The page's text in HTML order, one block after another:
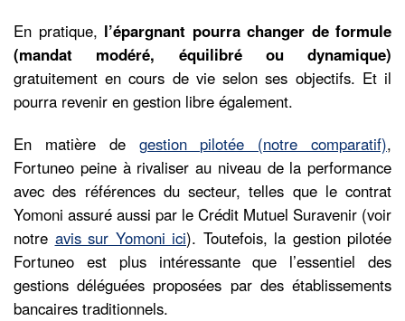
En pratique, l’épargnant pourra changer de formule
(mandat modéré, équilibré ou dynamique)
gratuitement en cours de vie selon ses objectifs. Et il
pourra revenir en gestion libre également.
En matière de gestion pilotée (notre comparatif),
Fortuneo peine à rivaliser au niveau de la performance
avec des références du secteur, telles que le contrat
Yomoni assuré aussi par le Crédit Mutuel Suravenir (voir
notre avis sur Yomoni ici). Toutefois, la gestion pilotée
Fortuneo est plus intéressante que l’essentiel des
gestions déléguées proposées par des établissements
bancaires traditionnels.